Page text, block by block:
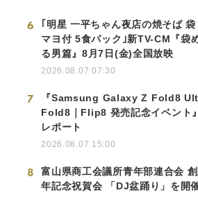
6
｢明星 一平ちゃん夜店の焼そば
マヨ付 5食パック｣新TV-CM『袋
る男篇』8月7日(金)全国放映
2026.08.07 07:30
7
『Samsung Galaxy Z Fold8
Fold8｜Flip8 発売記念イベント
レポート
2026.08.07 15:00
8
富山県商工会議所青年部連合会
年記念祝賀会 「DJ盆踊り」を開